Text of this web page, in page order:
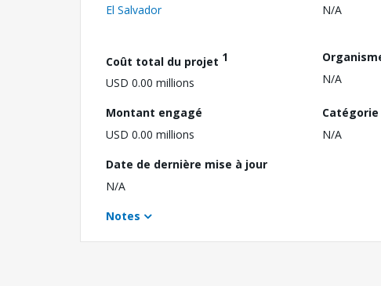
El Salvador
N/A
Coût total du projet 1
USD 0.00 millions
N/A
Montant engagé
USD 0.00 millions
N/A
Date de dernière mise à jour
N/A
Notes